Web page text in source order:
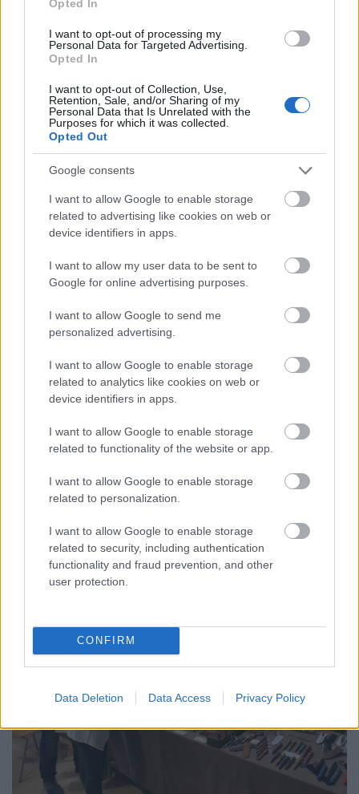
Opted In
I want to opt-out of processing my
Personal Data for Targeted Advertising.
Opted In
I want to opt-out of Collection, Use,
Retention, Sale, and/or Sharing of my
Personal Data that Is Unrelated with the
Purposes for which it was collected.
Opted Out
Google consents
I want to allow Google to enable storage
related to advertising like cookies on web or
device identifiers in apps.
I want to allow my user data to be sent to
Google for online advertising purposes.
I want to allow Google to send me
personalized advertising.
I want to allow Google to enable storage
related to analytics like cookies on web or
device identifiers in apps.
I want to allow Google to enable storage
related to functionality of the website or app.
I want to allow Google to enable storage
related to personalization.
I want to allow Google to enable storage
related to security, including authentication
functionality and fraud prevention, and other
user protection.
CONFIRM
Data Deletion Data Access Privacy Policy
Penna Manufaktúra
Pennonia– Kézműves töltőtolltinták
Pentel – Írószerek, márkaképviselet
Pilot Pen Magyarország
– Írószerek, tinták,
márkaképviselet
Rajzshop – Papír és írószerek, kalligráfia
Shirokuma
töltőtollak
Stabilo
Szibapen – Kézműves tollak
Tollak Boltja – Írószerek
Zezil– Kreatív időtervezés